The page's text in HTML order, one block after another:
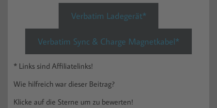
Verbatim Ladegerät*
Verbatim Sync & Charge Magnetkabel*
* Links sind Affiliatelinks!
Wie hilfreich war dieser Beitrag?
Klicke auf die Sterne um zu bewerten!